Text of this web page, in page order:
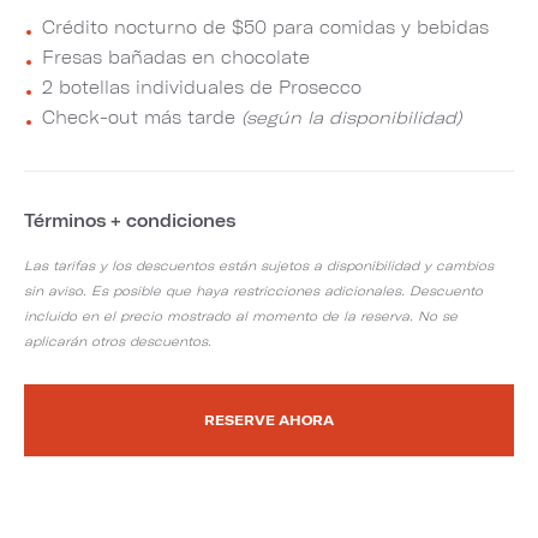
Crédito nocturno de $50 para comidas y bebidas
Fresas bañadas en chocolate
2 botellas individuales de Prosecco
Check-out más tarde (según la disponibilidad)
Términos + condiciones
Las tarifas y los descuentos están sujetos a disponibilidad y cambios
sin aviso. Es posible que haya restricciones adicionales. Descuento
incluido en el precio mostrado al momento de la reserva. No se
aplicarán otros descuentos.
RESERVE AHORA